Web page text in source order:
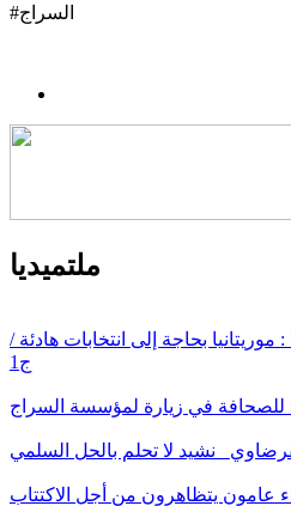
#السراج
ملتميديا
بحاجة إلى انتخابات هادئة /
ج1
للصحافة في زيارة لمؤسسة السراج
نشيد لا تحلم بالحل السلمي
عامون يتظاهرون من أجل الاكتتاب